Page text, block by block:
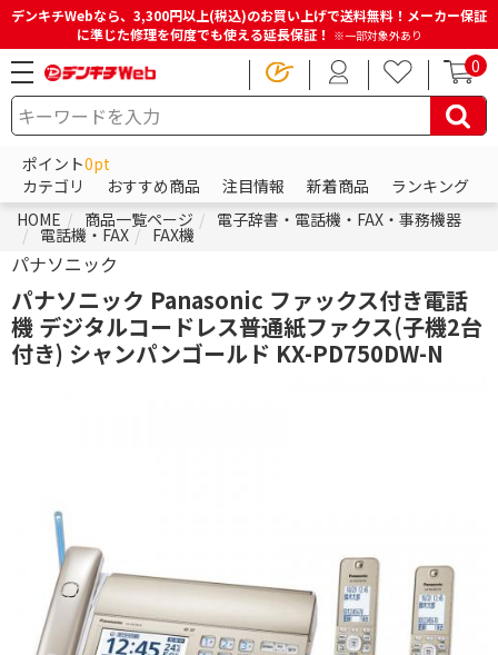
デンキチWebなら、3,300円以上(税込)のお買い上げで送料無料！メーカー保証
に準じた修理を何度でも使える延長保証！ ※一部対象外あり
0
ポイント0pt
カテゴリ
おすすめ商品 注目情報 新着商品
ランキング
HOME
商品一覧ページ 電子辞書・電話機・FAX・事務機器
電話機・FAX FAX機
パナソニック
パナソニック Panasonic ファックス付き電話
機 デジタルコードレス普通紙ファクス(子機2台
付き) シャンパンゴールド KX-PD750DW-N